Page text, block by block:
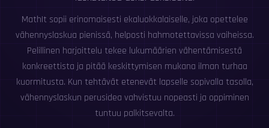
MathIt sopii erinomaisesti ekaluokkalaiselle, joka opettelee
vähennyslaskua pienissä, helposti hahmotettavissa vaiheissa.
Pelillinen harjoittelu tekee lukumäärien vähentämisestä
konkreettista ja pitää keskittymisen mukana ilman turhaa
kuormitusta. Kun tehtävät etenevät lapselle sopivalla tasolla,
vähennyslaskun perusidea vahvistuu nopeasti ja oppiminen
tuntuu palkitsevalta.